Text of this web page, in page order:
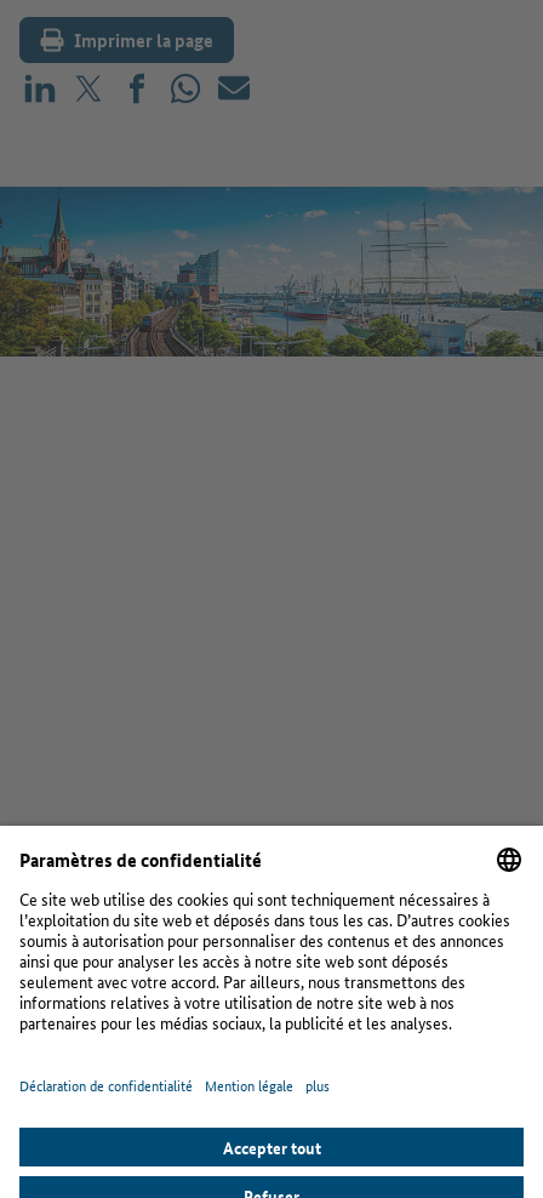
Imprimer la page
Partager sur LinkedIn
Partager sur X (avant : Twitter)
Partager sur Facebook
Partager sur WhatsApp
E-mail